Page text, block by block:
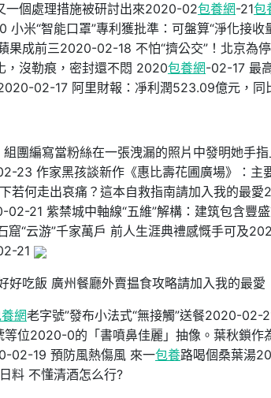
一個處理措施被研討出來2020-02包養網-21包
米“智能口罩”專利獲批準：可盤算“淨化接
果成前三2020-02-18 不怕“擠公交”！北京為
，沒勒痕，密封還不悶 2020包養網-02-17 最
02-17 阿里財報：凈利潤523.09億元，
團編寫當粉絲在一張洩漏的照片中發明她手
23 作家黑孩談新作《惠比壽花圃廣場》：
若何走出哀痛？這本自救指南請加入我的最
02-21 紫禁城中軸線“五維”解構：建筑包含
“云游”千家萬戶 前人生涯典禮感慨手可及
21
好吃飯 廣州餐廳外賣揾食攻略請加入我的最愛
網老字號”發布小法式“無接觸”送餐2020-02-
等位2020-0的「書噴鼻佳麗」抽像。葉秋鎖
02-19 預防風熱傷風 來一包養路喝個桑葉湯
料 不懂清酒怎么行?